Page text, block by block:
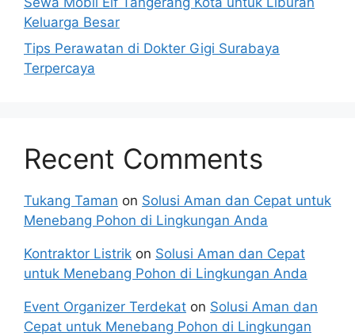
Keluarga Besar
Tips Perawatan di Dokter Gigi Surabaya
Terpercaya
Recent Comments
Tukang Taman on Solusi Aman dan Cepat untuk
Menebang Pohon di Lingkungan Anda
Kontraktor Listrik on Solusi Aman dan Cepat
untuk Menebang Pohon di Lingkungan Anda
Event Organizer Terdekat on Solusi Aman dan
Cepat untuk Menebang Pohon di Lingkungan